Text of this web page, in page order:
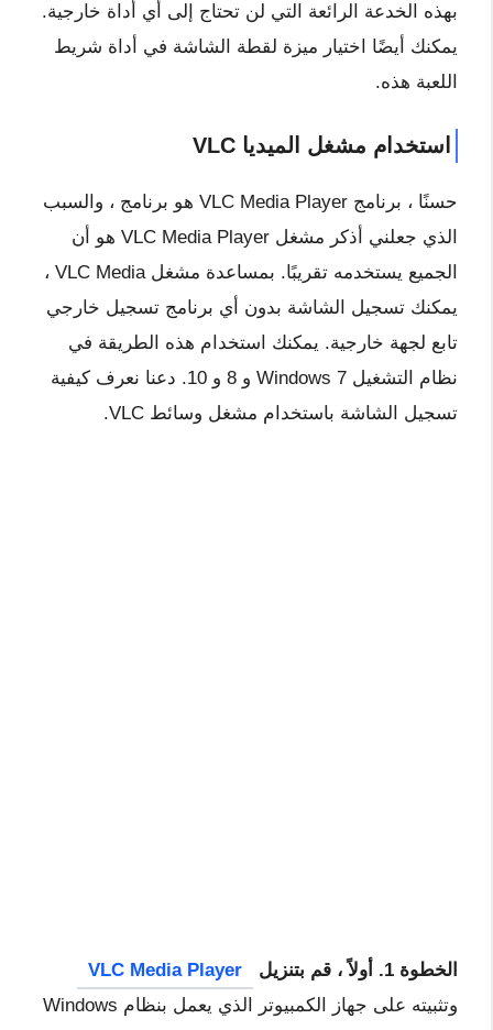
بهذه الخدعة الرائعة التي لن تحتاج إلى أي أداة خارجية.
يمكنك أيضًا اختيار ميزة لقطة الشاشة في أداة شريط
اللعبة هذه.
استخدام مشغل الميديا ​​VLC
حسنًا ، برنامج VLC Media Player هو برنامج ، والسبب
الذي جعلني أذكر مشغل VLC Media Player هو أن
الجميع يستخدمه تقريبًا. بمساعدة مشغل VLC Media ،
يمكنك تسجيل الشاشة بدون أي برنامج تسجيل خارجي
تابع لجهة خارجية. يمكنك استخدام هذه الطريقة في
نظام التشغيل Windows 7 و 8 و 10. دعنا نعرف كيفية
تسجيل الشاشة باستخدام مشغل وسائط VLC.
الخطوة 1. أولاً ، قم بتنزيل
VLC Media Player
وتثبيته على جهاز الكمبيوتر الذي يعمل بنظام Windows